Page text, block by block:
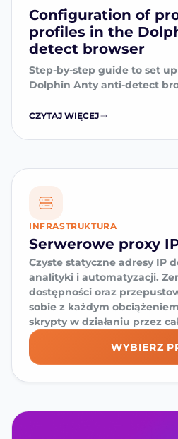
Configuration of
profiles in the
detect browser
Step-by-step guide to set
Dolphin Anty anti-detect
CZYTAJ WIĘCEJ
INFRASTRUKTURA
Serwerowe proxy
Czyste statyczne adresy IP
analityki i automatyzacji.
dostępności oraz
sobie z każdym
skrypty w działaniu przez
WYBIERZ